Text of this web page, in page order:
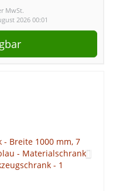
MwSt.
2026 00:01